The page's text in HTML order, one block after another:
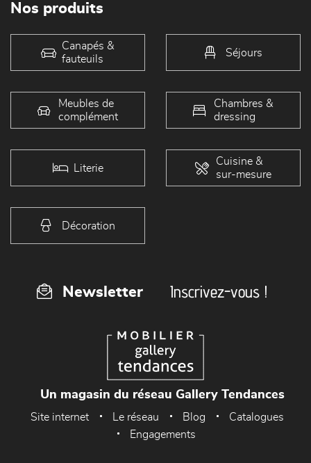
Nos produits
Canapés &
fauteuils
Séjours
Meubles de
complément
Chambres &
dressing
Literie
Cuisine &
sur-mesure
Décoration
Newsletter Inscrivez-vous !
Un magasin du réseau Gallery Tendances
Site internet Le réseau Blog
Catalogues
Engagements